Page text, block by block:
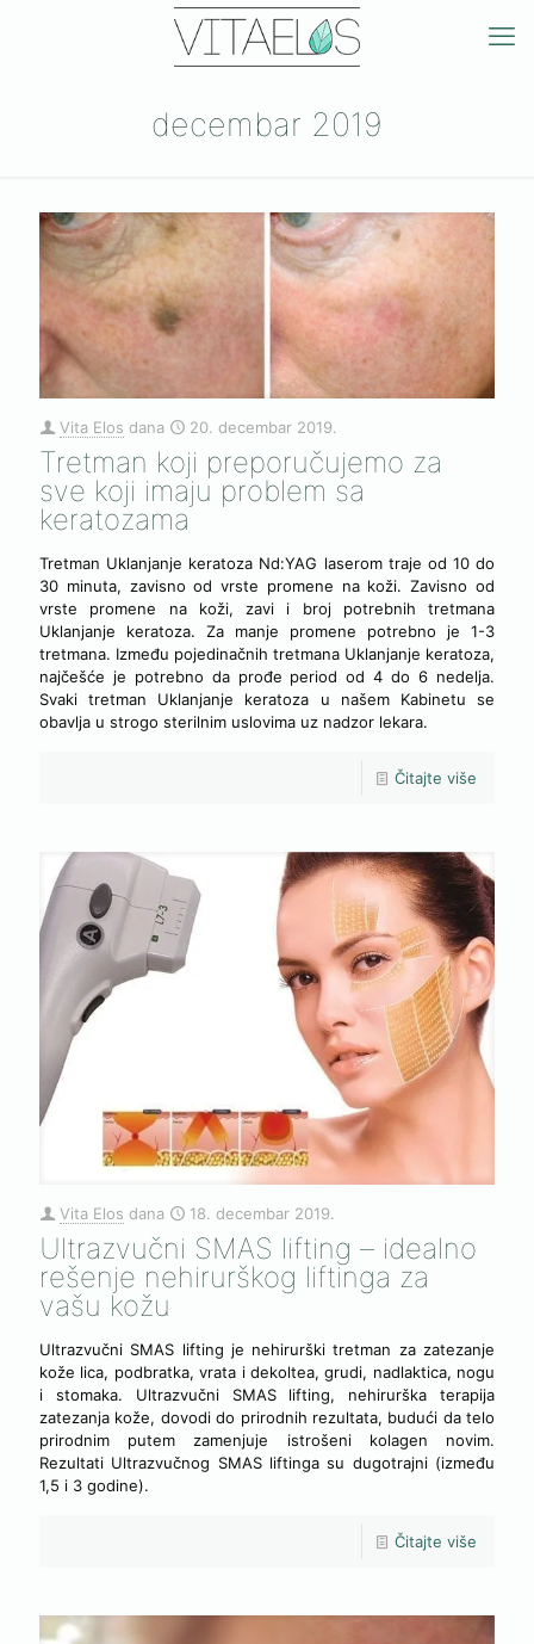
decembar 2019
Vita Elos dana 20. decembar 2019.
Tretman koji preporučujemo za
sve koji imaju problem sa
keratozama
Tretman Uklanjanje keratoza Nd:YAG laserom traje od 10 do
30 minuta, zavisno od vrste promene na koži. Zavisno od
vrste promene na koži, zavi i broj potrebnih tretmana
Uklanjanje keratoza. Za manje promene potrebno je 1-3
tretmana. Između pojedinačnih tretmana Uklanjanje keratoza,
najčešće je potrebno da prođe period od 4 do 6 nedelja.
Svaki tretman Uklanjanje keratoza u našem Kabinetu se
obavlja u strogo sterilnim uslovima uz nadzor lekara.
Čitajte više
Vita Elos dana 18. decembar 2019.
Ultrazvučni SMAS lifting – idealno
rešenje nehirurškog liftinga za
vašu kožu
Ultrazvučni SMAS lifting je nehirurški tretman za zatezanje
kože lica, podbratka, vrata i dekoltea, grudi, nadlaktica, nogu
i stomaka. Ultrazvučni SMAS lifting, nehirurška terapija
zatezanja kože, dovodi do prirodnih rezultata, budući da telo
prirodnim putem zamenjuje istrošeni kolagen novim.
Rezultati Ultrazvučnog SMAS liftinga su dugotrajni (između
1,5 i 3 godine).
Čitajte više